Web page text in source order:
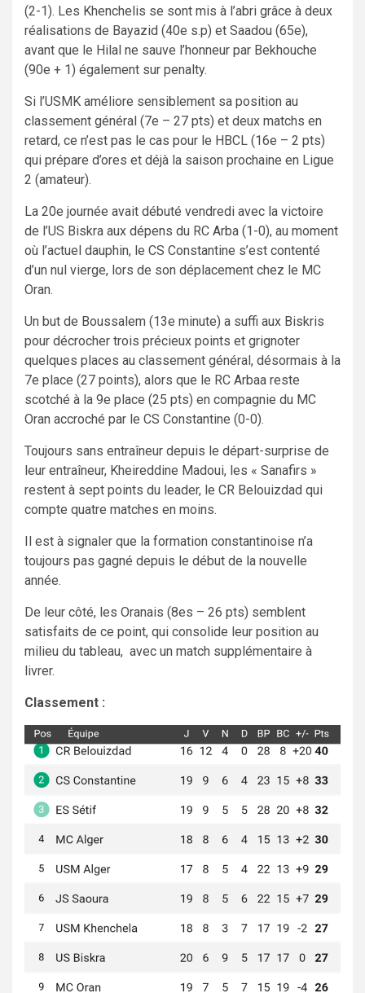
(2-1). Les Khenchelis se sont mis à l’abri grâce à deux
réalisations de Bayazid (40e s.p) et Saadou (65e),
avant que le Hilal ne sauve l’honneur par Bekhouche
(90e + 1) également sur penalty.
Si l’USMK améliore sensiblement sa position au
classement général (7e – 27 pts) et deux matchs en
retard, ce n’est pas le cas pour le HBCL (16e – 2 pts)
qui prépare d’ores et déjà la saison prochaine en Ligue
2 (amateur).
La 20e journée avait débuté vendredi avec la victoire
de l’US Biskra aux dépens du RC Arba (1-0), au moment
où l’actuel dauphin, le CS Constantine s’est contenté
d’un nul vierge, lors de son déplacement chez le MC
Oran.
Un but de Boussalem (13e minute) a suffi aux Biskris
pour décrocher trois précieux points et grignoter
quelques places au classement général, désormais à la
7e place (27 points), alors que le RC Arbaa reste
scotché à la 9e place (25 pts) en compagnie du MC
Oran accroché par le CS Constantine (0-0).
Toujours sans entraîneur depuis le départ-surprise de
leur entraîneur, Kheireddine Madoui, les « Sanafirs »
restent à sept points du leader, le CR Belouizdad qui
compte quatre matches en moins.
Il est à signaler que la formation constantinoise n’a
toujours pas gagné depuis le début de la nouvelle
année.
De leur côté, les Oranais (8es – 26 pts) semblent
satisfaits de ce point, qui consolide leur position au
milieu du tableau, avec un match supplémentaire à
livrer.
Classement :